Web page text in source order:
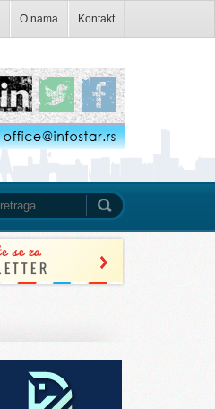
O nama Kontakt